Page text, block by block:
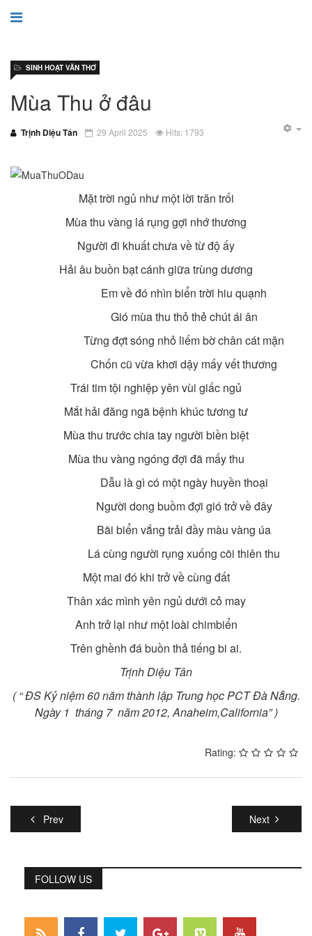
Mùa Thu ở đâu
Trịnh Diệu Tân
SINH HOẠT VĂN THƠ
29 April 2025 Hits: 1793
Mặt trời ngủ như một lời trăn trối
Mùa thu vàng lá rụng gợi nhớ thương
Người đi khuất chưa về từ độ ấy
Hải âu buồn bạt cánh giữa trùng dương
Em về đó nhìn biển trời hiu quạnh
Gió mùa thu thỏ thẻ chút ái ân
Từng đợt sóng nhỏ liếm bờ chân cát mặn
Chốn cũ vừa khơi dậy mấy vết thương
Trái tim tội nghiệp yên vùi giấc ngủ
Mắt hải đăng ngã bệnh khúc tương tư
Mùa thu trước chia tay người biền biệt
Mùa thu vàng ngóng đợi đã mấy thu
Dẫu là gì có một ngày huyền thoại
Người dong buồm đợi gió trở về đây
Bãi biển vắng trải đầy màu vàng úa
Lá cùng người rụng xuống cõi thiên thu
Một mai đó khi trở về cùng đất
Thân xác mình yên ngủ dưới cỏ may
Anh trở lại như một loài chimbiển
Trên ghềnh đá buồn thả tiếng bi ai.
Trịnh Diệu Tân
(“ ĐS Kỷ niệm60năm thành lập Trung học PCT Đà Nẵng.
Ngày 1 tháng 7năm2012, Anaheim,California” )
Rating:
Prev Next
FOLLOW US